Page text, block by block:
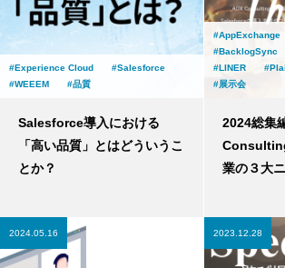
Experience Cloud
Salesforce
WEEEM
品質
Salesforce導入における
「高い品質」とはどういうこ
とか？
AppExchange
BacklogSync
LINER
展示会
2024総集
業の３大
2024.05.16 2023.12.28